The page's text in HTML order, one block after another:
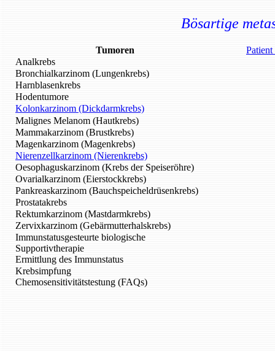
Bösartige
Tumoren
Analkrebs
Bronchialkarzinom (Lungenkrebs)
Harnblasenkrebs
Hodentumore
Kolonkarzinom (Dickdarmkrebs)
Malignes Melanom (Hautkrebs)
Mammakarzinom (Brustkrebs)
Magenkarzinom (Magenkrebs)
Nierenzellkarzinom (Nierenkrebs)
Oesophaguskarzinom (Krebs der Speiseröhre)
Ovarialkarzinom (Eierstockkrebs)
Pankreaskarzinom (Bauchspeicheldrüsenkrebs)
Prostatakrebs
Rektumkarzinom (Mastdarmkrebs)
Zervixkarzinom (Gebärmutterhalskrebs)
Immunstatusgesteurte biologische
Supportivtherapie
Ermittlung des Immunstatus
Krebsimpfung
Chemosensitivitätstestung (FAQs)